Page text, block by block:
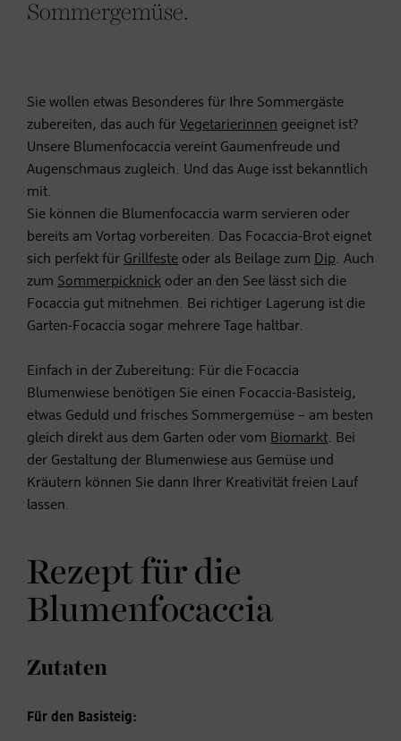
Sommergemüse.
Sie wollen etwas Besonderes für Ihre Sommergäste
zubereiten, das auch für Vegetarierinnen geeignet ist?
Unsere Blumenfocaccia vereint Gaumenfreude und
Augenschmaus zugleich. Und das Auge isst bekanntlich
mit.
Sie können die Blumenfocaccia warm servieren oder
bereits am Vortag vorbereiten. Das Focaccia-Brot eignet
sich perfekt für Grillfeste oder als Beilage zum Dip. Auch
zum Sommerpicknick oder an den See lässt sich die
Focaccia gut mitnehmen. Bei richtiger Lagerung ist die
Garten-Focaccia sogar mehrere Tage haltbar.
Einfach in der Zubereitung: Für die Focaccia
Blumenwiese benötigen Sie einen Focaccia-Basisteig,
etwas Geduld und frisches Sommergemüse – am besten
gleich direkt aus dem Garten oder vom Biomarkt. Bei
der Gestaltung der Blumenwiese aus Gemüse und
Kräutern können Sie dann Ihrer Kreativität freien Lauf
lassen.
Rezept für die
Blumenfocaccia
Zutaten
Für den Basisteig: